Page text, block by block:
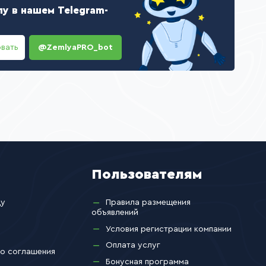
в нашем Telegram-
@ZemlyaPRO_bot
соглашения
Пользователям
Правила размещения
объявлений
Условия регистрации компании
Оплата услуг
Бонусная программа